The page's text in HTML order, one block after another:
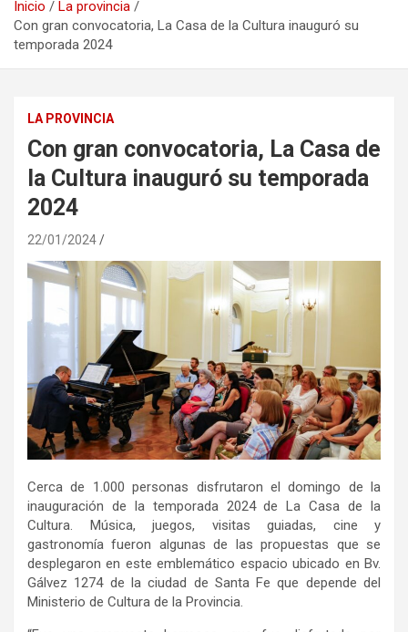
Inicio
La provincia
Con gran convocatoria, La Casa de la Cultura inauguró su
temporada 2024
LA PROVINCIA
Con gran convocatoria, La Casa de
la Cultura inauguró su temporada
2024
22/01/2024
Cerca de 1.000 personas disfrutaron el domingo de la
inauguración de la temporada 2024 de La Casa de la
Cultura. Música, juegos, visitas guiadas, cine y
gastronomía fueron algunas de las propuestas que se
desplegaron en este emblemático espacio ubicado en Bv.
Gálvez 1274 de la ciudad de Santa Fe que depende del
Ministerio de Cultura de la Provincia.